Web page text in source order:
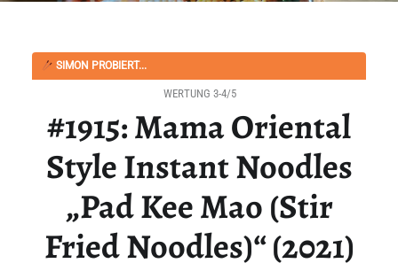
SIMON PROBIERT...
#1915: Mama Oriental
Style Instant Noodles
„Pad Kee Mao (Stir
Fried Noodles)“ (2021)
WERTUNG 3-4/5